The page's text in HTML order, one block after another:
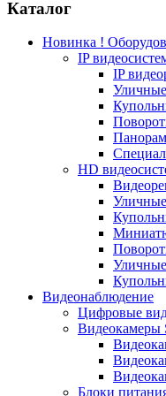
Каталог
Новинка !
IP
IP
HD
Видеонаблюдение
Цифровые
Видеокамеры
Блоки